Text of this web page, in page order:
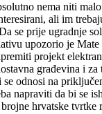
nema niti
ali im
se prije ugradnje
upozorio je
projekt
građevina i za
odnosi na
napraviti da bi se
hrvatske tvrtke